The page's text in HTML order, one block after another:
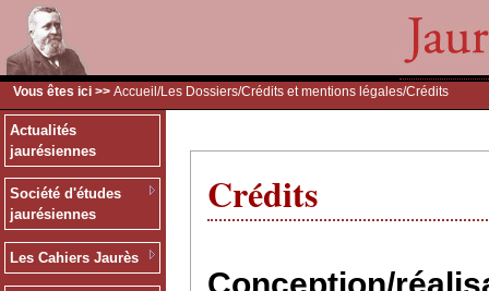
Vous êtes ici >> Accueil /Les Dossiers/Crédits et mentions légales/Crédits
Actualités
jaurésiennes
Société d'études
jaurésiennes
Les Cahiers Jaurès
Crédits
Conception/